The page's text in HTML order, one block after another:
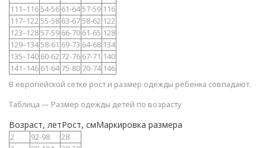
111–11654-56 61-6457-59 116
117–12255-58 63-6758-62 122
123–12857-59 66-70 61-65 128
129–13458-61 69-73 64-68 134
135–140 60-62 72-76 67-71 140
141–146 61-64 75-80 70-74 146
В европейской сетке рост и размер одежды ребенка совпадают.
Таблица — Размер одежды детей по возрасту
Возраст, летРост, смМаркировка размера
2 92-98
28